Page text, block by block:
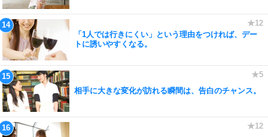
「1人では行きにくい」という理由をつければ、デー
トに誘いやすくなる。
相手に大きな変化が訪れる瞬間は、告白のチャンス。